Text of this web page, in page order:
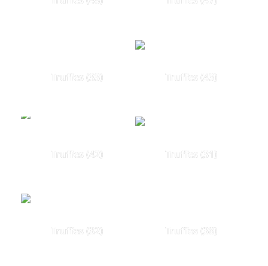
Truffes (33) Truffes (43)
Truffes (42) Truffes (31)
Truffes (32) Truffes (38)